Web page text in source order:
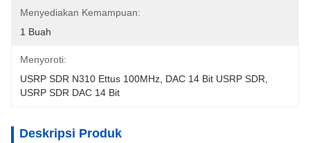
Menyediakan Kemampuan:
1 Buah
Menyoroti:
USRP SDR N310 Ettus 100MHz DAC 14 Bit USRP SDR
USRP SDR DAC 14 Bit
Deskripsi Produk